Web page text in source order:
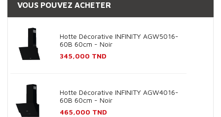
VOUS POUVEZ ACHETER
Hotte Décorative INFINITY AGW5016-
60B 60cm - Noir
Prix
345,000 TND
Hotte Décorative INFINITY AGW4016-
60B 60cm - Noir
Prix
465,000 TND